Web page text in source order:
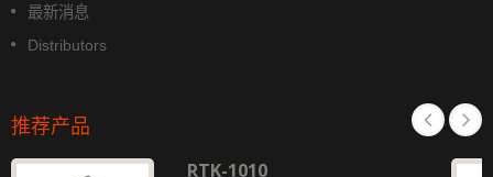
最新消息
Distributors
推荐产品
RTK-1010